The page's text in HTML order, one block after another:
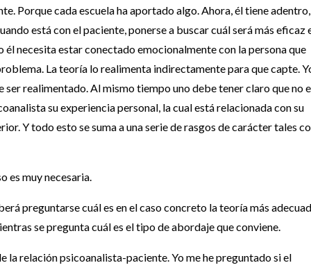
Porque cada escuela ha aportado algo. Ahora, él tiene adentro,
está con el paciente, ponerse a buscar cuál será más eficaz
él necesita estar conectado emocionalmente con la persona que
La teoría lo realimenta indirectamente para que capte.
realimentado. Al mismo tiempo uno debe tener claro que no
su experiencia personal, la cual está relacionada con su
Y todo esto se suma a una serie de rasgos de carácter tales
es muy necesaria.
preguntarse cuál es en el caso concreto la teoría más
se pregunta cuál es el tipo de abordaje que conviene.
la relación psicoanalista-paciente. Yo me he preguntado si el